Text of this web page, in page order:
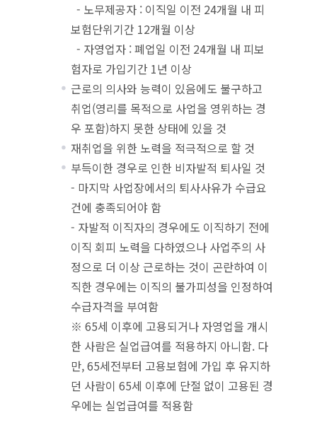
- 노무제공자 : 이직일 이전 24개월 내 피
보험단위기간 12개월 이상
- 자영업자 : 폐업일 이전 24개월 내 피보
험자로 가입기간 1년 이상
근로의 의사와 능력이 있음에도 불구하고
취업(영리를 목적으로 사업을 영위하는 경
우 포함)하지 못한 상태에 있을 것
재취업을 위한 노력을 적극적으로 할 것
부득이한 경우로 인한 비자발적 퇴사일 것
- 마지막 사업장에서의 퇴사사유가 수급요
건에 충족되어야 함
- 자발적 이직자의 경우에도 이직하기 전에
이직 회피 노력을 다하였으나 사업주의 사
정으로 더 이상 근로하는 것이 곤란하여 이
직한 경우에는 이직의 불가피성을 인정하여
수급자격을 부여함
※ 65세 이후에 고용되거나 자영업을 개시
한 사람은 실업급여를 적용하지 아니함. 다
만, 65세전부터 고용보험에 가입 후 유지하
던 사람이 65세 이후에 단절 없이 고용된 경
우에는 실업급여를 적용함